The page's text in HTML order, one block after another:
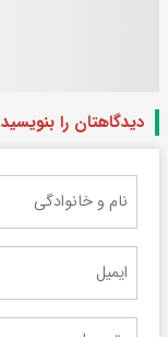
دیدگاهتان را بنویسید